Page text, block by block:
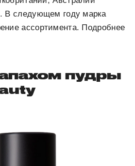
В следующем году марка
ассортимента. Подробнее
пудры